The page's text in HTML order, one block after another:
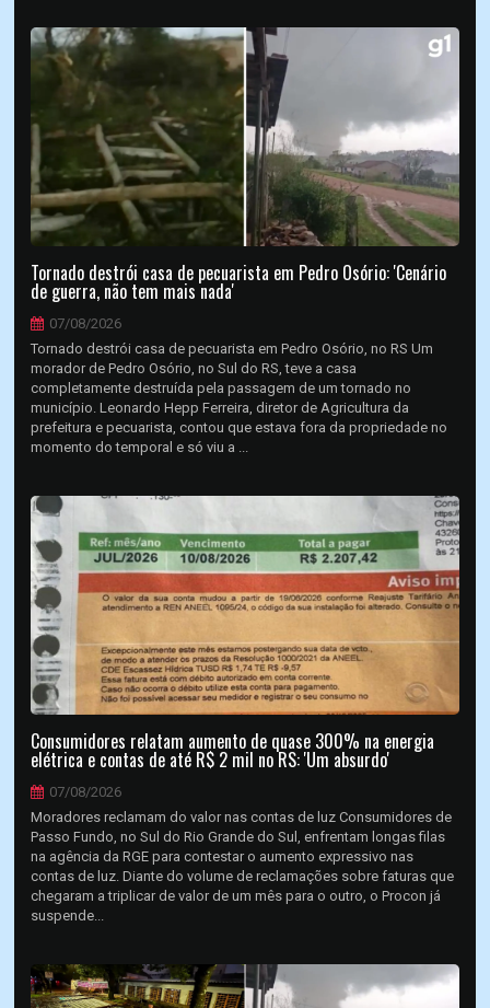
Tornado destrói casa de pecuarista em Pedro Osório: 'Cenário
de guerra, não tem mais nada'
07/08/2026
Tornado destrói casa de pecuarista em Pedro Osório, no RS Um
morador de Pedro Osório, no Sul do RS, teve a casa
completamente destruída pela passagem de um tornado no
município. Leonardo Hepp Ferreira, diretor de Agricultura da
prefeitura e pecuarista, contou que estava fora da propriedade no
momento do temporal e só viu a ...
Consumidores relatam aumento de quase 300% na energia
elétrica e contas de até R$ 2 mil no RS: 'Um absurdo'
07/08/2026
Moradores reclamam do valor nas contas de luz Consumidores de
Passo Fundo, no Sul do Rio Grande do Sul, enfrentam longas filas
na agência da RGE para contestar o aumento expressivo nas
contas de luz. Diante do volume de reclamações sobre faturas que
chegaram a triplicar de valor de um mês para o outro, o Procon já
suspende...